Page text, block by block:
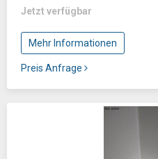
Jetzt verfügbar
Mehr Informationen
Preis Anfrage